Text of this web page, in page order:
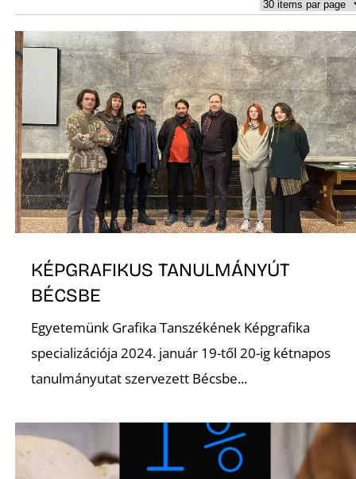
KÉPGRAFIKUS TANULMÁNYÚT
BÉCSBE
Egyetemünk Grafika Tanszékének Képgrafika
specializációja 2024. január 19-től 20-ig kétnapos
tanulmányutat szervezett Bécsbe...